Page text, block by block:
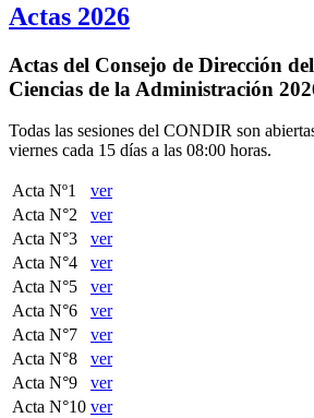
Actas 2026
Actas del Consejo de Dirección
Ciencias de la Administración
Todas las sesiones del CONDIR son
viernes cada 15 días a las 08:00 horas.
Acta Nº1
ver
Acta N°2
ver
Acta N°3
ver
Acta N°4
ver
Acta N°5
ver
Acta N°6
ver
Acta N°7
ver
Acta N°8
ver
Acta N°9
ver
Acta N°10 ver